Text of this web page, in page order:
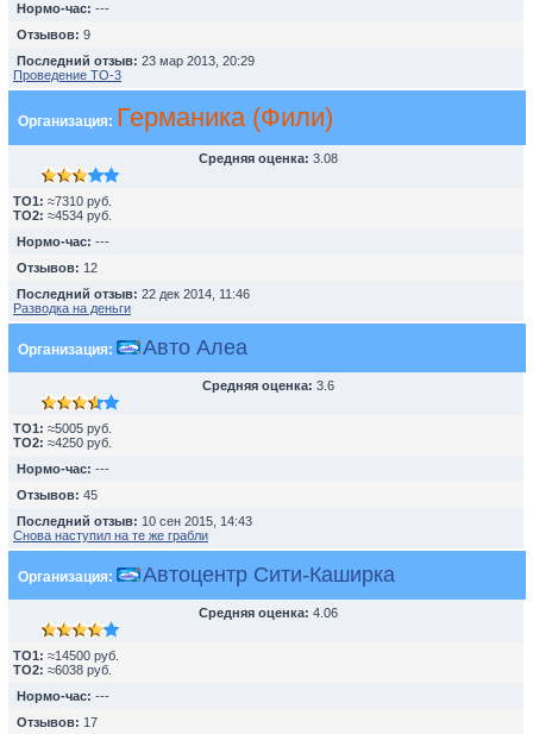
Нормо-час: ---
Отзывов: 9
Последний отзыв: 23 мар 2013, 20:29
Проведение ТО-3
Организация: Германика (Фили)
Средняя оценка: 3.08
TO1: ≈7310 руб.
TO2: ≈4534 руб.
Нормо-час: ---
Отзывов: 12
Последний отзыв: 22 дек 2014, 11:46
Разводка на деньги
Организация: Авто Алеа
Средняя оценка: 3.6
TO1: ≈5005 руб.
TO2: ≈4250 руб.
Нормо-час: ---
Отзывов: 45
Последний отзыв: 10 сен 2015, 14:43
Снова наступил на те же грабли
Организация: Автоцентр Сити-Каширка
Средняя оценка: 4.06
TO1: ≈14500 руб.
TO2: ≈6038 руб.
Нормо-час: ---
Отзывов: 17